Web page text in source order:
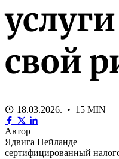
свой
18.03.2026. • 15 MIN
Автор
Ядвига Нейланде
сертифицированный